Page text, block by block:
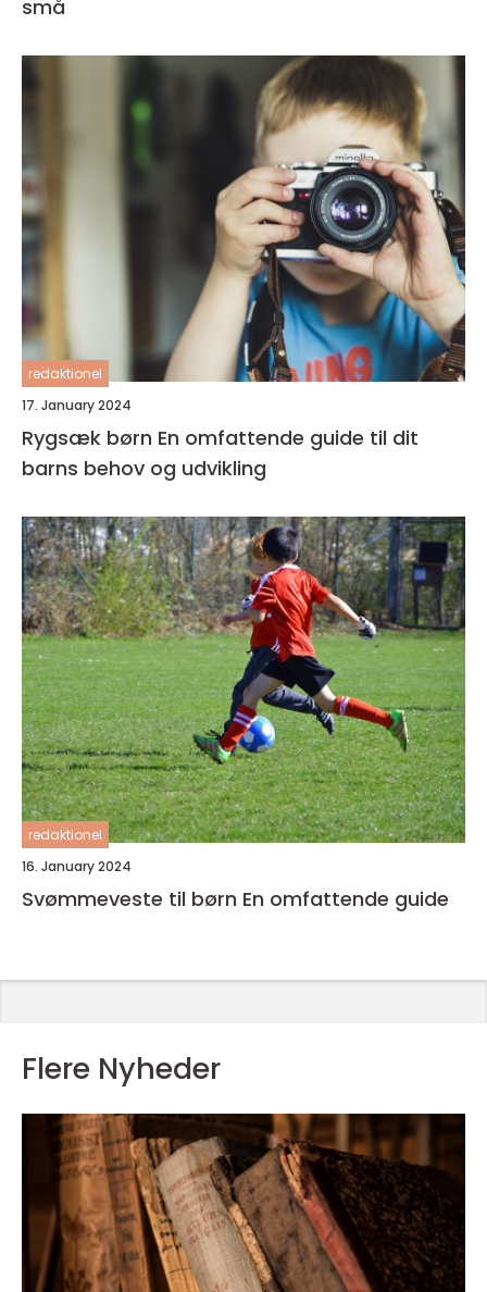
små
redaktionel
17. January 2024
Rygsæk børn En omfattende guide til dit
barns behov og udvikling
redaktionel
16. January 2024
Svømmeveste til børn En omfattende guide
Flere Nyheder